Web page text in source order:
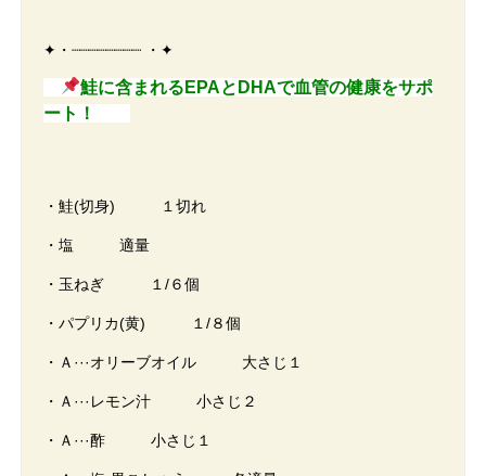
✦・┈┈┈┈┈┈┈┈ ・✦
鮭に含まれるEPAとDHAで血管の健康をサポ
ート！
・鮭(切身) １切れ
・塩 適量
・玉ねぎ １/６個
・パプリカ(黄) １/８個
・Ａ···オリーブオイル 大さじ１
・Ａ···レモン汁 小さじ２
・Ａ···酢 小さじ１